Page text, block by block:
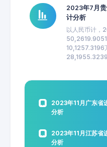
2023年7月
计分析
以人民币计，
50,2619.9051
10,1257.3196
28,1955.3239
2023年11月广东省
分析
2023年11月江苏省
分析